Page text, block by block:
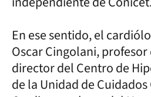
En ese sentido, el
Oscar Cingolani,
director del Centro de
de la Unidad de Cuidados